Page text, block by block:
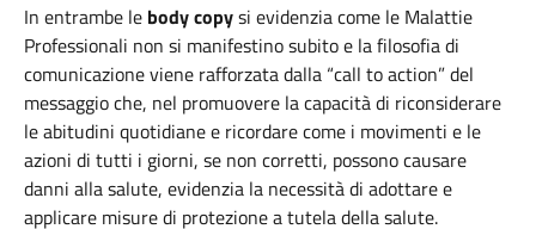
In entrambe le body copysi evidenzia come le Malattie
Professionali non si manifestino subito e la filosofia di
comunicazione viene rafforzata dalla “call to action” del
messaggio che, nel promuovere la capacità di riconsiderare
le abitudini quotidiane e ricordare come i movimenti e le
azioni di tutti i giorni, se non corretti, possono causare
danni alla salute, evidenzia la necessità di adottare e
applicare misure di protezione a tutela della salute.